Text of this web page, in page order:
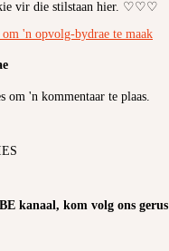
vir die stilstaan hier. ♡♡♡
om 'n opvolg-bydrae te maak
om 'n kommentaar te plaas.
kanaal, kom volg ons gerus